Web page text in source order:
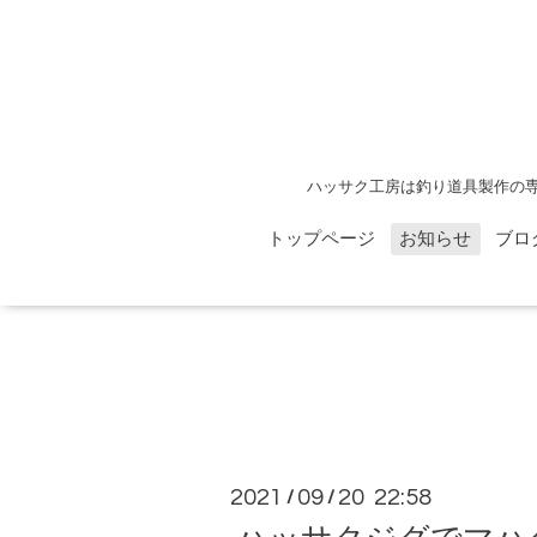
ハッサク工房は釣り道具製作の
トップページ お知らせ ブロ
2021 / 09 / 20 22:58